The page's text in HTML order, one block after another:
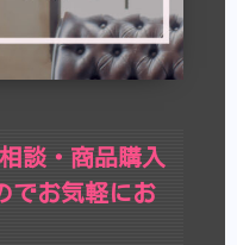
談・商品購入
でお気軽にお